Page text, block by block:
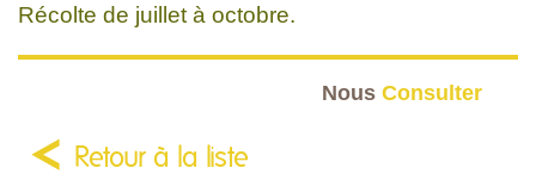
Récolte de juillet à octobre.
Nous Consulter
Retour à la liste